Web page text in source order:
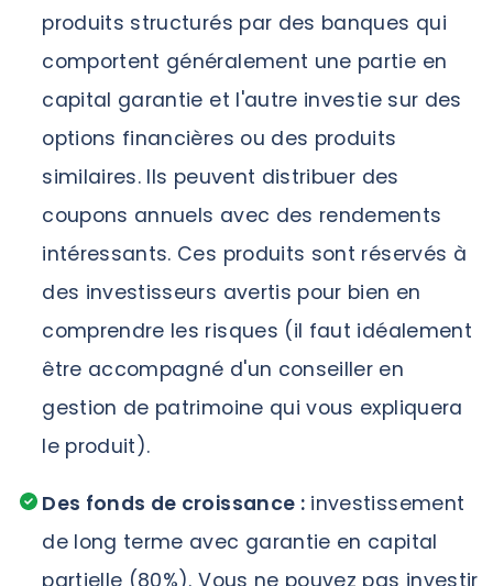
produits structurés par des banques qui
comportent généralement une partie en
capital garantie et l'autre investie sur des
options financières ou des produits
similaires. Ils peuvent distribuer des
coupons annuels avec des rendements
intéressants. Ces produits sont réservés à
des investisseurs avertis pour bien en
comprendre les risques (il faut idéalement
être accompagné d'un conseiller en
gestion de patrimoine qui vous expliquera
le produit).
Des fonds de croissance : investissement
de long terme avec garantie en capital
partielle (80%). Vous ne pouvez pas investir